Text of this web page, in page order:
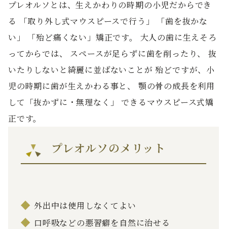
プレオルソとは、生えかわりの時期の小児だからでき
る 「取り外し式マウスピースで行う」 「歯を抜かな
い」 「殆ど痛くない」矯正です。 大人の歯に生えそろ
ってからでは、 スペースが足らずに歯を削ったり、 抜
いたりしないと綺麗に並ばないことが 殆どですが、小
児の時期に歯が生えかわる事と、 顎の骨の成長を利用
して「抜かずに・無理なく」 できるマウスピース式矯
正です。
プレオルソのメリット
外出中は使用しなくてよい
口呼吸などの悪習癖を自然に治せる